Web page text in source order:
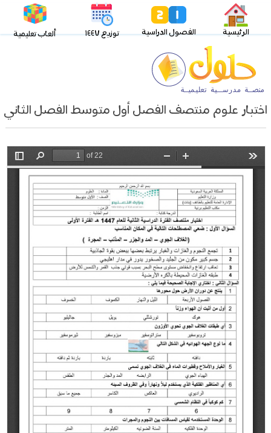
الرئيسية الفصول الدراسية توزيع ١٤٤٧ ألعاب تعليمية
اختبار علوم منتصف الفصل أول متوسط الفصل الثاني